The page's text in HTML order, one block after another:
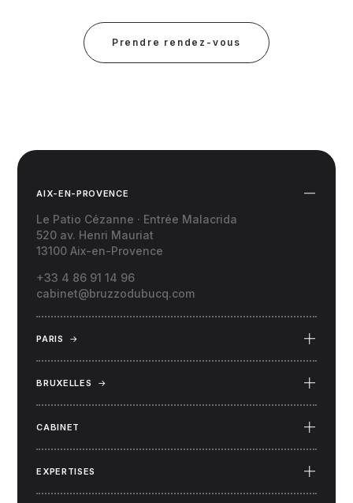
Prendre rendez-vous
AIX-EN-PROVENCE
Le Patio Cézanne · Entrée Malacrida
520 av. Henri Mauriat
13100 Aix-en-Provence
+33 4 86 91 14 96
cabinet@bruzzodubucq.com
PARIS →
BRUXELLES →
CABINET
EXPERTISES